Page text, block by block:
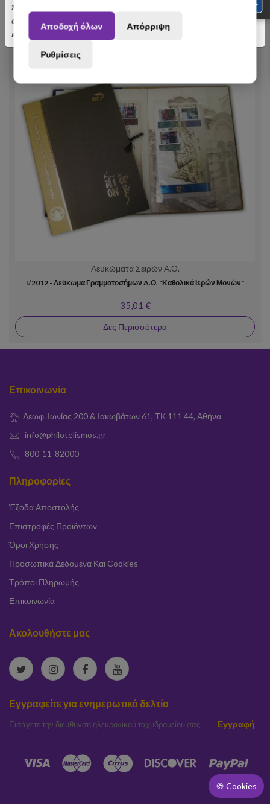
πραγματοποιηθούν από 3 έως 31 Αυγούστου ενδέχεται να
αποσταλούν με σχετική καθυστέρηση. Ευχαριστούμε για την
κατανόηση.
Λευκώματα Σειρών Α.Ο.
I/2012 - Λεύκωμα Γραμματοσήμων A.Ο. "Καθολικά Ιερών Μονών"
35,01 €
Δες Περισσότερα
Επικοινωνία
Λεωφ. Ιωνίας 200 & Ιακωβάτων 61, ΤΚ 111 44, Αθήνα
info@philotelismos.gr
800-11-82000
Πληροφορίες
Έξοδα Αποστολής
Επιστροφές Προϊόντων
Όροι Χρήσης
Προσωπικά Δεδομένα Και Cookies
Τρόποι Πληρωμής
Επικοινωνία
Ακολουθήστε μας
Εγγραφείτε για ενημερωτικό δελτίο
elta Εγγραφή
Αποδοχή όλων Απόρριψη
Ρυθμίσεις
🍪 Cookies